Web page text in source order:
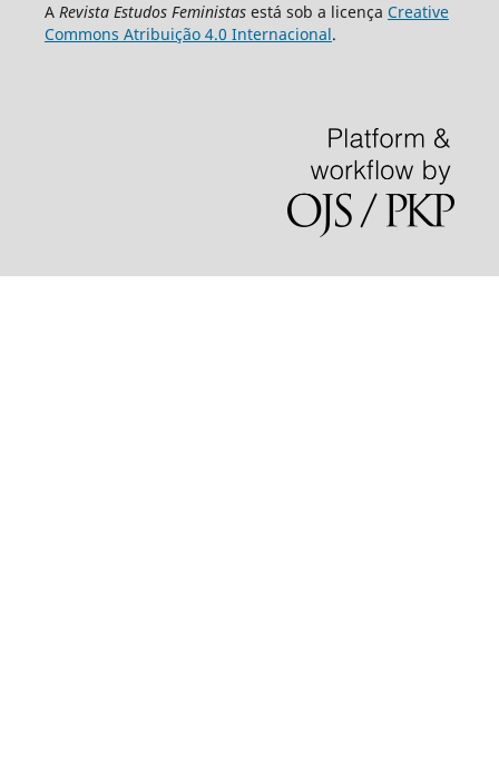
A Revista Estudos Feministasestá sob a licença Creative
Commons Atribuição 4.0 Internacional.